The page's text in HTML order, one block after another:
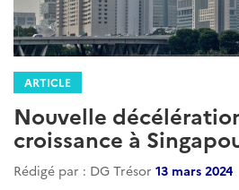
ARTICLE
Nouvelle
croissance à
Rédigé par : DG Trésor 13 mars 2024